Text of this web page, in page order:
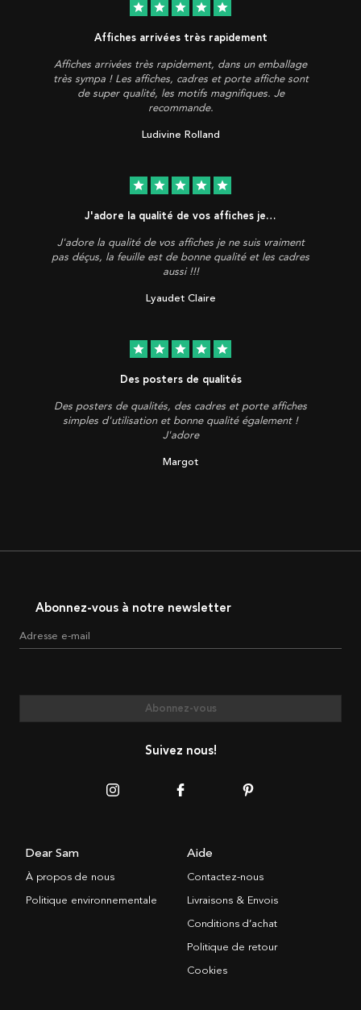
star star star star star
Affiches arrivées très rapidement
Affiches arrivées très rapidement, dans un emballage
très sympa ! Les affiches, cadres et porte affiche sont
de super qualité, les motifs magnifiques. Je
recommande.
Ludivine Rolland
star star star star star
J'adore la qualité de vos affiches je…
J'adore la qualité de vos affiches je ne suis vraiment
pas déçus, la feuille est de bonne qualité et les cadres
aussi !!!
Lyaudet Claire
star star star star star
Des posters de qualités
Des posters de qualités, des cadres et porte affiches
simples d'utilisation et bonne qualité également !
J'adore
Margot
Abonnez-vous à notre newsletter
Adresse e-mail
Abonnez-vous
Suivez nous!
Dear Sam
À propos de nous
Politique environnementale
Aide
Contactez-nous
Livraisons & Envois
Conditions d’achat
Politique de retour
Cookies